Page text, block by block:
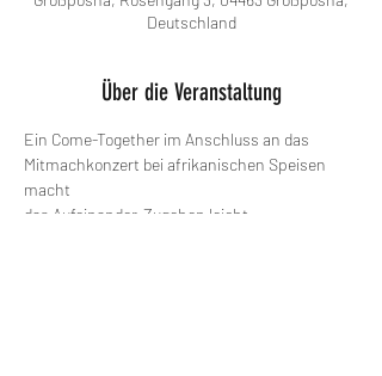
Deutschland
Über die Veranstaltung
Ein Come-Together im Anschluss an das
Mitmachkonzert bei afrikanischen Speisen
macht
das Aufeinander-Zugehen leicht.